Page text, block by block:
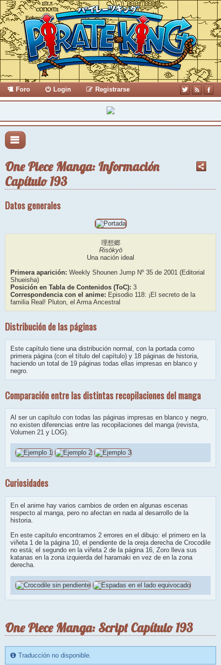
Foro Login Registrarse
One Piece Manga: Información
Capítulo 193
Datos generales
理想郷
Risōkyō
Una nación ideal
Primera aparición: Weekly Shounen Jump Nº 35 de 2001 (Editorial
Shueisha)
Posición en Tabla de Contenidos (ToC): 3
Correspondencia con el anime: Episodio 118: ¡El secreto de la
familia Real! Pluton, el Arma Ancestral
Distribución de las páginas
Este capítulo tiene una distribución normal, con la portada como
primera página (con el título del capítulo) y 18 páginas de historia,
haciendo un total de 19 páginas todas ellas impresas en blanco y
negro.
Comparación entre las distintas recopilaciones del manga
Al ser un capítulo con todas las páginas impresas en blanco y negro,
no existen diferencias entre las recopilaciones del manga (revista,
Volumen 21 y LOG).
Curiosidades
En el anime hay varios cambios de orden en algunas escenas
respecto al manga, pero no afectan en nada al desarrollo de la
historia.
En este capítulo encontramos 2 errores en el dibujo: el primero en la
viñeta 1 de la página 10, el pendiente de la oreja derecha de Crocodile
no está; el segundo en la viñeta 2 de la página 16, Zoro lleva sus
katanas en la zona izquierda del haramaki en vez de en la zona
derecha.
One Piece Manga: Script Capítulo 193
Traducción no disponible.